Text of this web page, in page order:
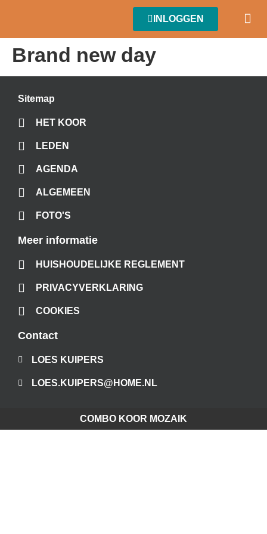
INLOGGEN
Brand new day
Sitemap
HET KOOR
LEDEN
AGENDA
ALGEMEEN
FOTO'S
Meer informatie
HUISHOUDELIJKE REGLEMENT
PRIVACYVERKLARING
COOKIES
Contact
LOES KUIPERS
LOES.KUIPERS@HOME.NL
COMBO KOOR MOZAIK